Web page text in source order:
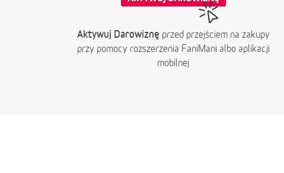
Aktywuj Darowiznę przed przejściem na zakupy
przy pomocy rozszerzenia FaniMani albo aplikacji
mobilnej